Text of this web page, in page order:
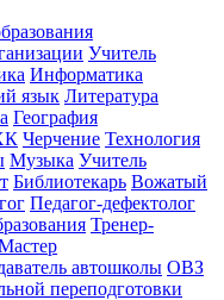
Учитель
Информатика
язык Литература
География
Черчение Технология
Музыка Учитель
Библиотекарь Вожатый
Педагог-дефектолог
Тренер-
автошколы ОВЗ
переподготовки